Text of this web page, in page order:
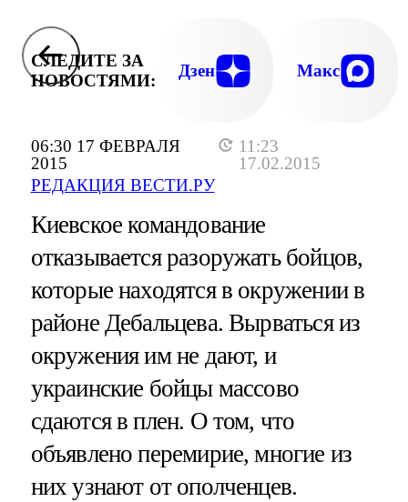
06:30 17 ФЕВРАЛЯ
2015
11:23
17.02.2015
РЕДАКЦИЯ ВЕСТИ.РУ
СЛЕДИТЕ ЗА
НОВОСТЯМИ:
Дзен Макс
Киевское командование
отказывается разоружать бойцов,
которые находятся в окружении в
районе Дебальцева. Вырваться из
окружения им не дают, и
украинские бойцы массово
сдаются в плен. О том, что
объявлено перемирие, многие из
них узнают от ополченцев.